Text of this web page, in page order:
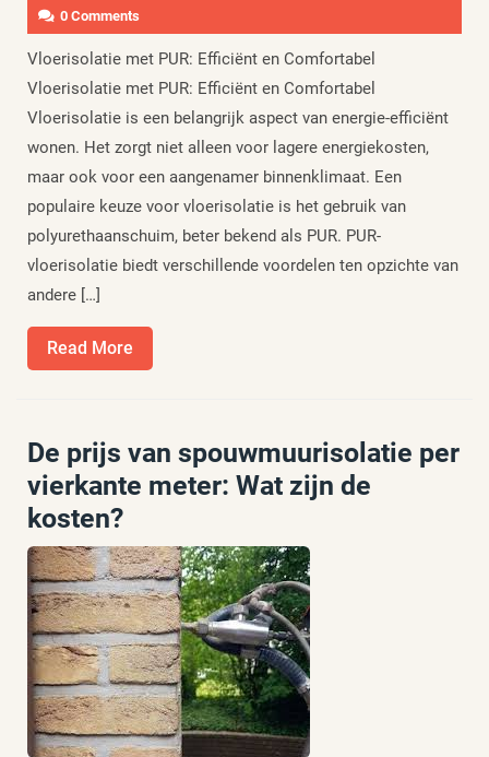
0 Comments
Vloerisolatie met PUR: Efficiënt en Comfortabel
Vloerisolatie met PUR: Efficiënt en Comfortabel
Vloerisolatie is een belangrijk aspect van energie-efficiënt
wonen. Het zorgt niet alleen voor lagere energiekosten,
maar ook voor een aangenamer binnenklimaat. Een
populaire keuze voor vloerisolatie is het gebruik van
polyurethaanschuim, beter bekend als PUR. PUR-
vloerisolatie biedt verschillende voordelen ten opzichte van
andere […]
Read More
More
De prijs van spouwmuurisolatie per
vierkante meter: Wat zijn de
kosten?